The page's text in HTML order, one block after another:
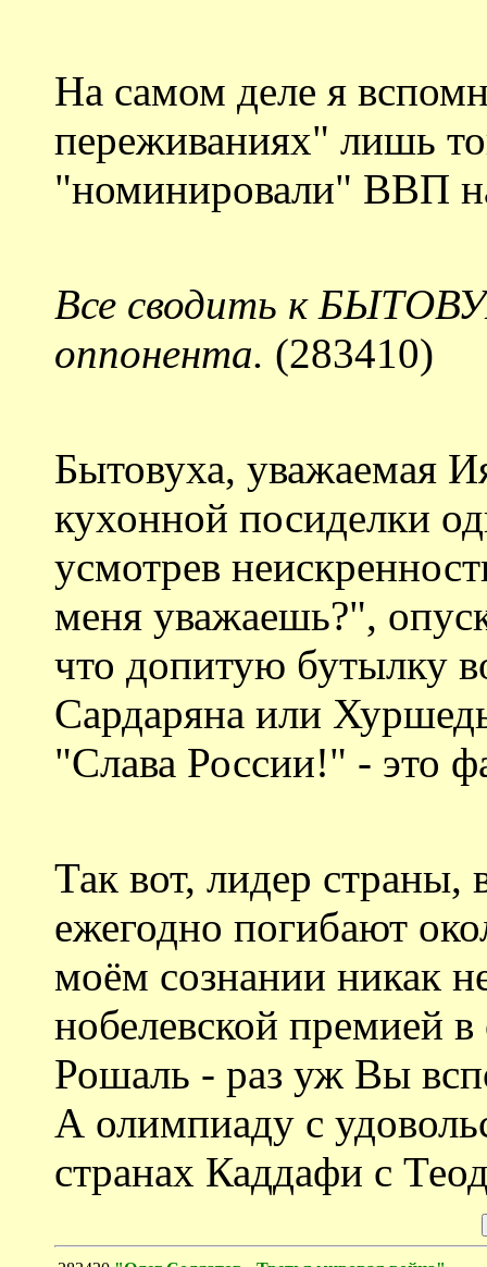
На самом деле я
пeреживаниях" лишь
"номинировали" ВВП
Все сводить к
оппонента. (283410)
Бытовуха, уважаемая
кухонной посиделки
усмотрев
меня уважаешь?",
что допитую бутылку
Сардаряна или
"Слава России!" - это
Так вот, лидер страны,
ежегодно погибают
моём сознании никак
нобелевской премией
Рошаль - раз уж Вы
А олимпиаду с
странах Каддафи с